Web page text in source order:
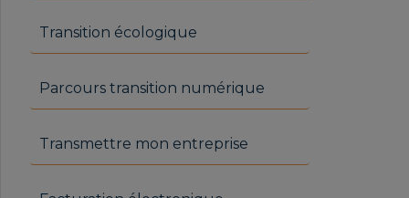
Transition écologique
Parcours transition numérique
Transmettre mon entreprise